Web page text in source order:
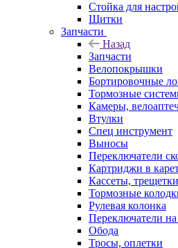
Стойка для
Щитки
Запчасти
Назад
Запчасти
Велопокрышки
Бортировочные
Тормозные
Камеры,
Втулки
Спец инструмент
Выносы
Переключатели
Картриджи в
Кассеты, трещетки
Тормозные
Рулевая колонка
Переключатели на
Обода
Тросы, оплетки